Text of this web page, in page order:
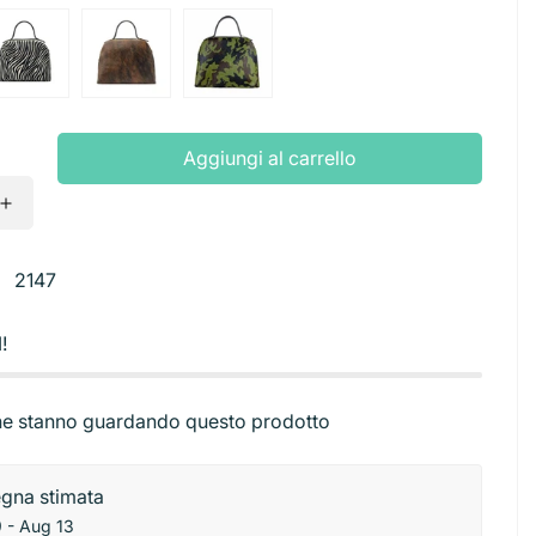
Stendini
Sac a poche e beccucci
Aggiungi al carrello
2147
!
stanno guardando questo prodotto
stimata
- Aug 13